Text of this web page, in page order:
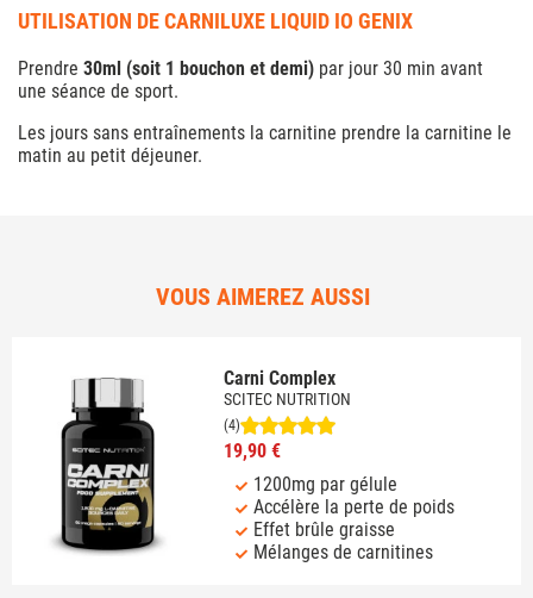
UTILISATION DE CARNILUXE LIQUID IO GENIX
Prendre 30ml (soit 1 bouchon et demi) par jour 30 min avant
une séance de sport.
Les jours sans entraînements la carnitine prendre la carnitine le
matin au petit déjeuner.
VOUS AIMEREZ AUSSI
Carni Complex
SCITEC NUTRITION
(4)
19,90 €
1200mg par gélule
Accélère la perte de poids
Effet brûle graisse
Mélanges de carnitines